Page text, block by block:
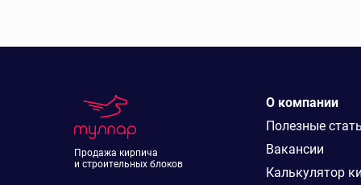
Продажа кирпича
и строительных блоков
О компании
Полезные
Вакансии
Калькулятор